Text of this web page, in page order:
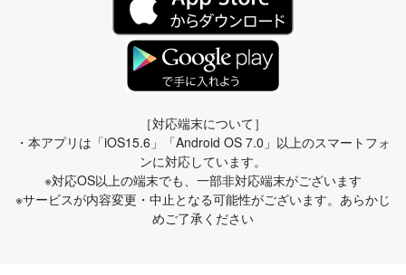
［対応端末について］
・本アプリは「iOS15.6」「Android OS 7.0」以上のスマートフォ
ンに対応しています。
※対応OS以上の端末でも、一部非対応端末がございます
※サービスが内容変更・中止となる可能性がございます。あらかじ
めご了承ください